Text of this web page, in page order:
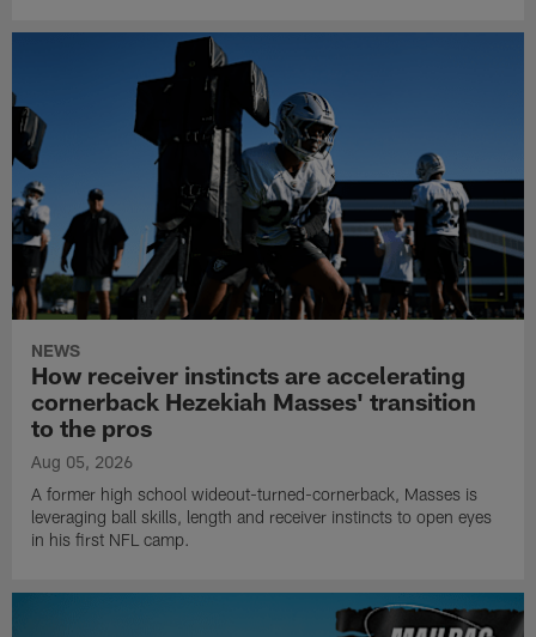
NEWS
How receiver instincts are accelerating
cornerback Hezekiah Masses' transition
to the pros
Aug 05, 2026
A former high school wideout-turned-cornerback, Masses is
leveraging ball skills, length and receiver instincts to open eyes
in his first NFL camp.